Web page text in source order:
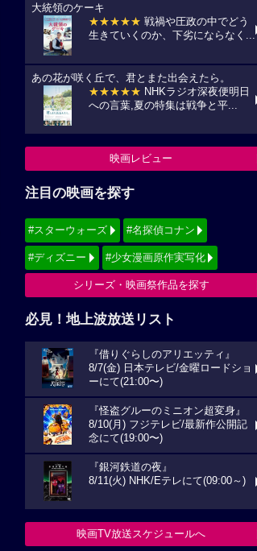
大統領のケーキ
★★★★★ 戦禍や圧政の中でどう
生きていくのか、下劣にならなく...
あの花が咲く丘で、君とまた出会えたら。
★★★★★ NHKラジオ深夜便明日
への言葉,夏の特集は戦争と平...
映画レビュー
注目の映画を探す
#スターウォーズ #名探偵コナン
#ディズニー #少女漫画原作実写化
シリーズ・映画祭作品を探す
必見！地上波放送リスト
『借りぐらしのアリエッティ』
8/7(金) 日本テレビ/金曜ロードショ
ーにて(21:00〜)
『怪盗グルーのミニオン超変身』
8/10(月) フジテレビ/最新作公開記
念にて(19:00〜)
『銀河鉄道の夜』
8/11(火) NHK/Eテレにて(09:00～)
映画TV放送スケジュールへ